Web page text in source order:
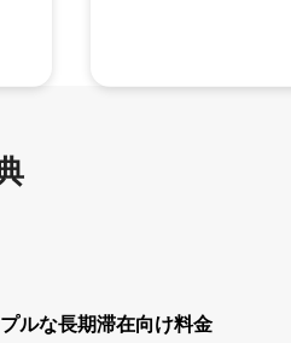
ルな長期滞在向け料金